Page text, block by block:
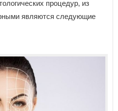
процедур, из
являются следующие